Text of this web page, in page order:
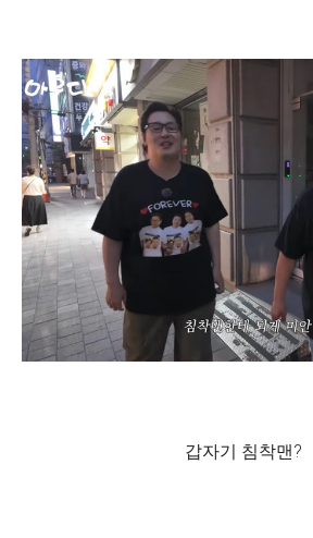
갑자기 침착맨?